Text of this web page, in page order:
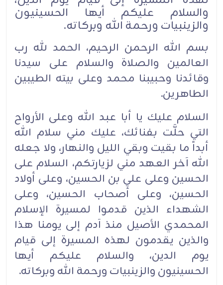
والسلام عليكم أيها الحسينيون
والزينبيات ورحمة الله وبركاته.
بسم الله الرحمن الرحيم، الحمد لله رب
العالمين والصلاة والسلام على سيدنا
وقائدنا وحبيبنا محمد وعلى بيته الطيبين
الطاهرين.
السلام عليك يا أبا عبد الله وعلى الأرواح
التي حلَّت بفنائك، عليك مني سلام الله
أبداً ما بقيت وبقي الليل والنهار، ولا جعله
الله آخر العهد مني لزيارتكم، السلام على
الحسين وعلى علي بن الحسين، وعلى أولاد
الحسين، وعلى أصحاب الحسين، وعلى
الشهداء الذين قدموا لمسيرة الإسلام
المحمدي الأصيل منذ آدم إلى يومنا هذا
والذين يقدمون لهذه المسيرة إلى قيام
يوم الدين، والسلام عليكم أيها
الحسينيون والزينبيات ورحمة الله وبركاته.